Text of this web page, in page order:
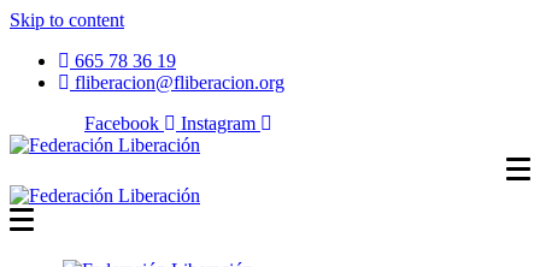
Skip to content
665 78 36 19
fliberacion@fliberacion.org
Facebook Instagram